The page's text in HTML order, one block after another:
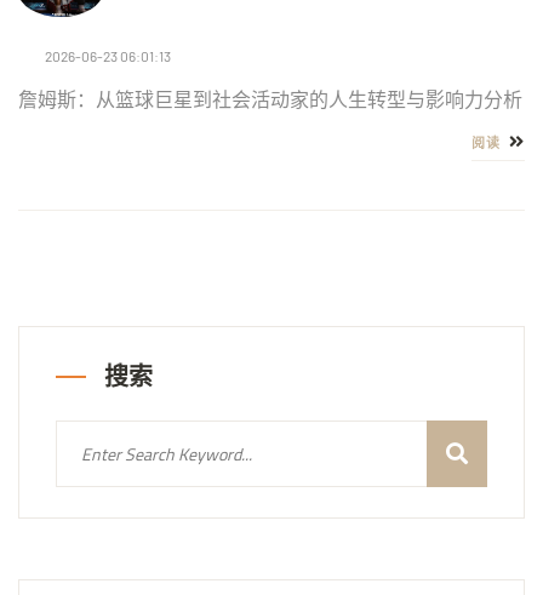
2026-06-23 06:01:13
詹姆斯：从篮球巨星到社会活动家的人生转型与影响力分析
阅读
搜索